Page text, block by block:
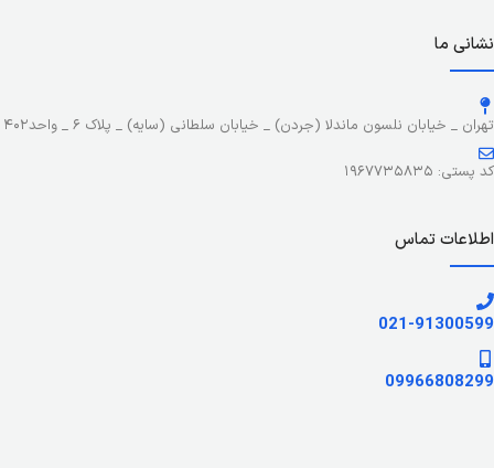
نشانی ما
تهران _ خیابان نلسون ماندلا (جردن) _ خیابان سلطانی (سایه) _ پلاک ۶ _ واحد۴۰۲
کد پستی: ۱۹۶۷۷۳۵۸۳۵
اطلاعات تماس
021-91300599
09966808299